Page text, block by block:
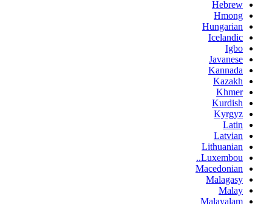
Hebrew
Hmong
Hungarian
Icelandic
Igbo
Javanese
Kannada
Kazakh
Khmer
Kurdish
Kyrgyz
Latin
Latvian
Lithuanian
Luxembou..
Macedonian
Malagasy
Malay
Malayalam